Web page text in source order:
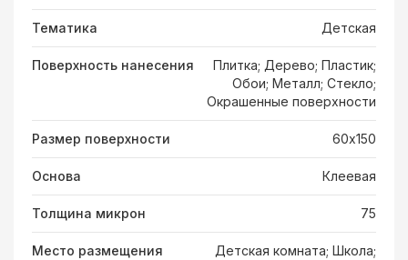
Тематика Детская
Поверхность нанесения
Плитка; Дерево; Пластик;
Обои; Металл; Стекло;
Окрашенные поверхности
Размер поверхности 60х150
Основа Клеевая
Толщина микрон 75
Место размещения
Детская комната; Школа;